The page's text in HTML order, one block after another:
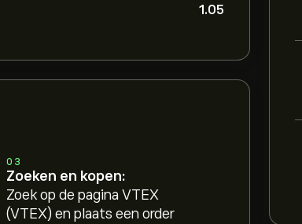
1.05
03
Zoeken en kopen:
Zoek op de pagina VTEX
(VTEX) en plaats een order